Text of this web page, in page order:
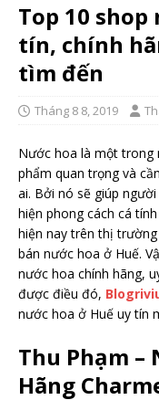
Top 10
tín, chính
tìm đến
Tháng 8 8, 2019
Nước hoa là một trong
phẩm quan trọng và
ai. Bởi nó sẽ giúp
hiện phong cách cá
hiện nay trên thị
bán nước hoa ở Huế.
nước hoa chính hãng,
được điều đó,
nước hoa ở Huế uy tín
Thu Phạm –
Hãng